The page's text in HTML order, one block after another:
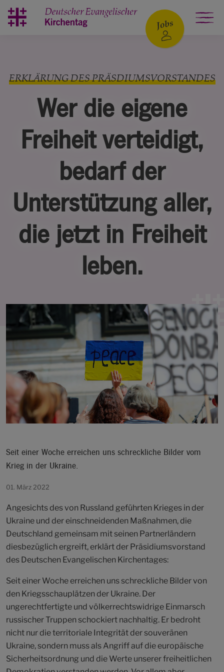
Wer die eigene
Freiheit verteidigt,
bedarf der
Unterstützung aller,
die jetzt in Freiheit
leben.
ERKLÄRUNG DES PRÄSDIUMSVORSTANDES
Seit einer Woche erreichen uns schreckliche Bilder vom
Krieg in der Ukraine.
01. März 2022
Angesichts des von Russland geführten Krieges in der
Ukraine und der einschneidenden Maßnahmen, die
Deutschland gemeinsam mit seinen Partnerländern
diesbezüglich ergreift, erklärt der Präsidiumsvorstand
des Deutschen Evangelischen Kirchentages:
Seit einer Woche erreichen uns schreckliche Bilder von
den Kriegsschauplätzen der Ukraine. Der
ungerechtfertigte und völkerrechtswidrige Einmarsch
russischer Truppen schockiert nachhaltig. Er bedroht
nicht nur die territoriale Integrität der souveränen
Ukraine, sondern muss als Angriff auf die europäische
Sicherheitsordnung und die Werte unserer freiheitlichen